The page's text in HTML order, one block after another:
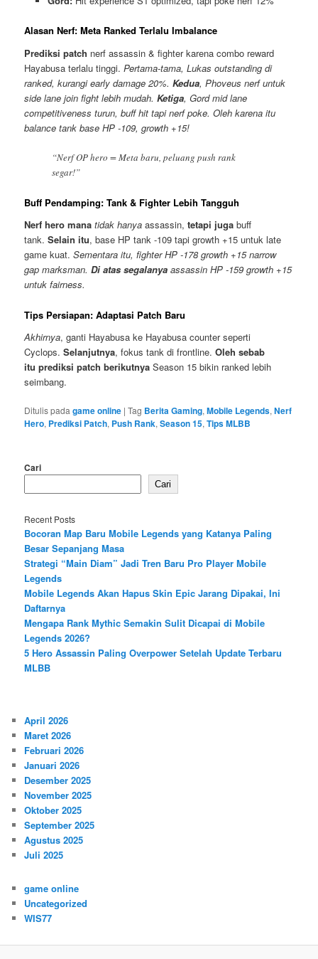
Alasan Nerf: Meta Ranked Terlalu Imbalance
Prediksi patch nerf assassin & fighter karena combo reward
Hayabusa terlalu tinggi.Pertama-tama, Lukas outstanding di
ranked, kurangi early damage 20%.Kedua, Phoveus nerf untuk
side lane join fight lebih mudah.Ketiga, Gord mid lane
competitiveness turun, buff hit tapi nerf poke. Oleh karena itu
balance tank base HP -109, growth +15!
“Nerf OP hero = Meta baru, peluang push rank
segar!”
Buff Pendamping: Tank & Fighter Lebih Tangguh
Nerf hero mana tidak hanya assassin,tetapi juga buff
tank.Selain itu, base HP tank -109 tapi growth +15 untuk late
game kuat.Sementara itu, fighter HP -178 growth +15 narrow
gap marksman.Di atas segalanya assassin HP -159 growth +15
untuk fairness.
Tips Persiapan: Adaptasi Patch Baru
Akhirnya, ganti Hayabusa ke Hayabusa counter seperti
Cyclops.Selanjutnya, fokus tank di frontline.Oleh sebab
itu prediksi patch berikutnya Season 15 bikin ranked lebih
seimbang.
Ditulis pada game online |Tag Berita Gaming,Mobile Legends,Nerf
Hero, Prediksi Patch, Push Rank,Season 15,Tips MLBB
Cari
Cari
Recent Posts
Bocoran Map Baru Mobile Legends yang Katanya Paling
Besar Sepanjang Masa
Strategi “Main Diam” Jadi Tren Baru Pro Player Mobile
Legends
Mobile Legends Akan Hapus Skin Epic Jarang Dipakai, Ini
Daftarnya
Mengapa Rank Mythic Semakin Sulit Dicapai di Mobile
Legends 2026?
5 Hero Assassin Paling Overpower Setelah Update Terbaru
MLBB
April 2026
Maret 2026
Februari 2026
Januari 2026
Desember 2025
November 2025
Oktober 2025
September 2025
Agustus 2025
Juli 2025
game online
Uncategorized
WIS77